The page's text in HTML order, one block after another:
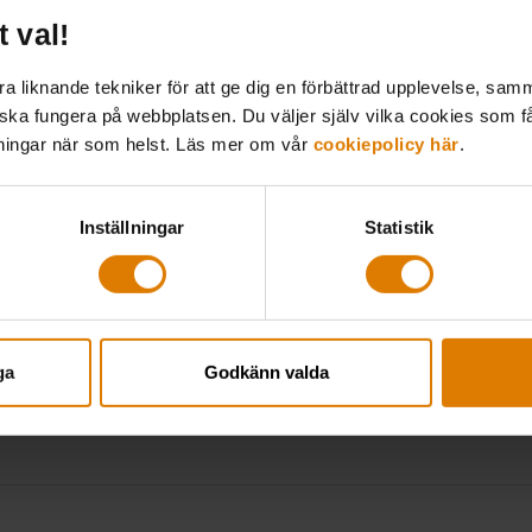
val!
liknande tekniker för att ge dig en förbättrad upplevelse,
fungera på webbplatsen. Du väljer själv vilka cookies som
när som helst. Läs mer om vår cookiepolicy här.
Inställningar Statistik
Godkänn valda